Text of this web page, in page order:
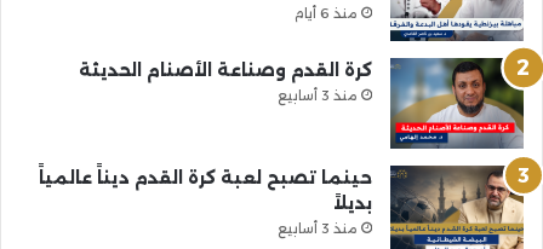
منذ 6 أيام
كرة القدم وصناعة الأصنام الحديثة
منذ 3 أسابيع
حينما تصبح لعبة كرة القدم ديناً عالمياً
بديلاً
منذ 3 أسابيع